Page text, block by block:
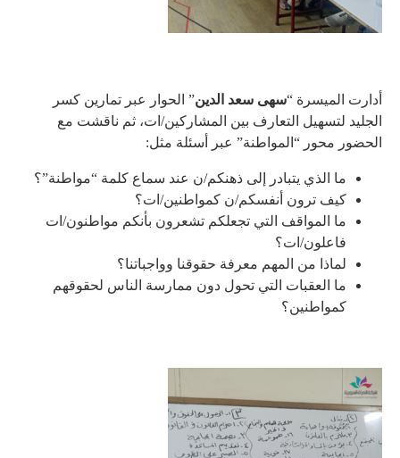
أدارت الميسرة “سهى سعد الدين” الحوار عبر تمارين كسر
الجليد لتسهيل التعارف بين المشاركين/ات، ثم ناقشت مع
الحضور محور “المواطنة” عبر أسئلة مثل:
ما الذي يتبادر إلى ذهنكم/ن عند سماع كلمة “مواطنة”؟
كيف ترون أنفسكم/ن كمواطنين/ات؟
ما المواقف التي تجعلكم تشعرون بأنكم مواطنون/ات
فاعلون/ات؟
لماذا من المهم معرفة حقوقنا وواجباتنا؟
ما العقبات التي تحول دون ممارسة الناس لحقوقهم
كمواطنين؟